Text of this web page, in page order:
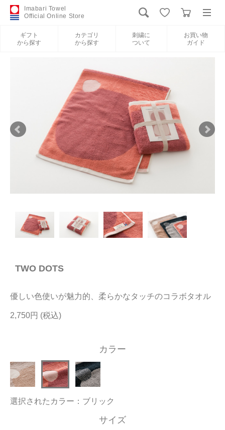
Imabari Towel
Official Online Store
ギフト
から探す
カテゴリ
から探す
刺繍に
ついて
お買い物
ガイド
新規会員登録
カテゴリから探す
刺繍について
当サイトについて
大量購入・法人向けの購入の方は
お問い合わせ
TWO DOTS
優しい色使いが魅力的、柔らかなタッチのコラボタオル
2,750円
カラー
選択されたカラー：ブリック
サイズ